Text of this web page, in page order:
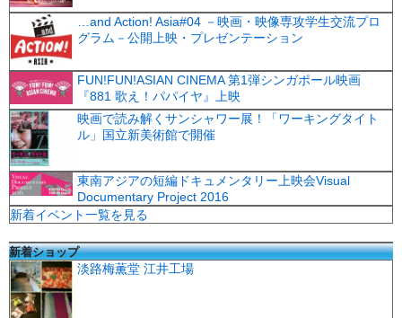
…and Action! Asia#04 －映画・映像専攻学生交流プロ
グラム－公開上映・プレゼンテーション
FUN!FUN!ASIAN CINEMA 第1弾シンガポール映画
『881 歌え！パパイヤ』上映
映画で読み解くサンシャワー展！「ワーキングタイト
ル」国立新美術館で開催
東南アジアの短編ドキュメンタリー上映会Visual
Documentary Project 2016
新着イベント一覧を見る
新着ショップ
淡路梅薫堂 江井工場